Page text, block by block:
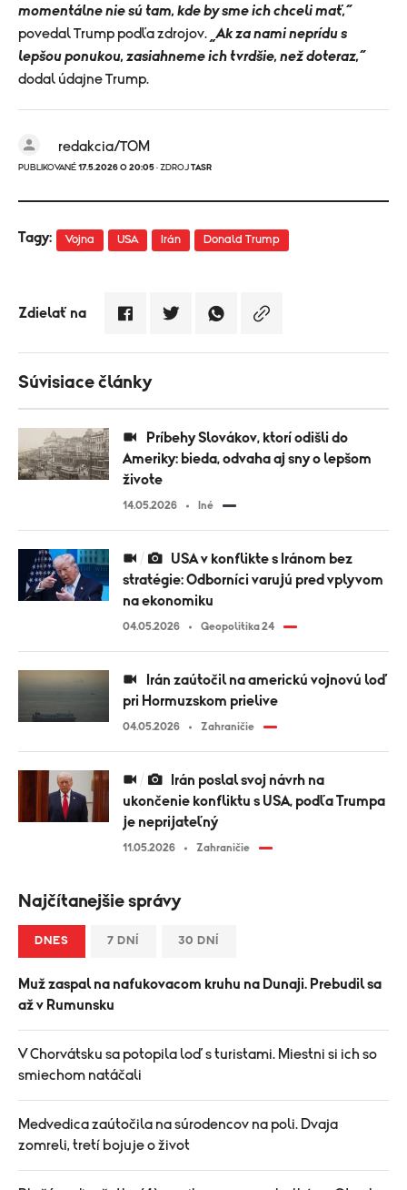
momentálne nie sú tam, kde by sme ich chceli mať,“
povedal Trump podľa zdrojov. „Ak za nami neprídu s
lepšou ponukou, zasiahneme ich tvrdšie, než doteraz,“
dodal údajne Trump.
redakcia/TOM
PUBLIKOVANÉ 17.5.2026 O 20:05 · ZDROJ TASR
Tagy: Vojna USA Irán Donald Trump
Zdielať na
Súvisiace články
Ameriky: bieda, odvaha aj sny o lepšom
živote
14.05.2026 Iné
stratégie: Odborníci varujú pred vplyvom
na ekonomiku
04.05.2026 Geopolitika 24
pri Hormuzskom prielive
04.05.2026 Zahraničie
ukončenie konfliktu s USA, podľa Trumpa
je neprijateľný
11.05.2026 Zahraničie
Najčítanejšie správy
DNES 7 DNÍ 30 DNÍ
Muž zaspal na nafukovacom kruhu na Dunaji. Prebudil sa
až v Rumunsku
V Chorvátsku sa potopila loď s turistami. Miestni si ich so
smiechom natáčali
Medvedica zaútočila na súrodencov na poli. Dvaja
zomreli, tretí bojuje o život